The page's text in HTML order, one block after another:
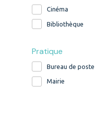
Cinéma
Bibliothèque
Pratique
Bureau de poste
Mairie